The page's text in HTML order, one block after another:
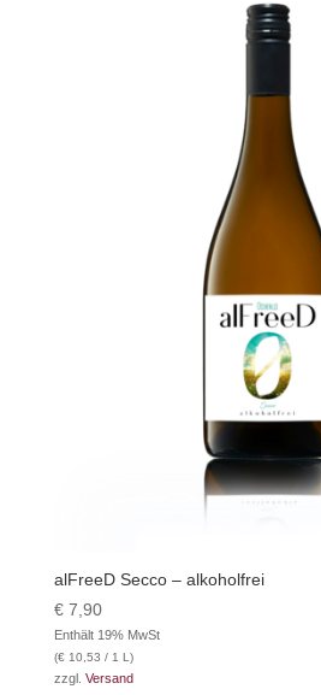
alFreeD Secco – alkoholfrei
€7,90
Enthält 19% MwSt
(€10,53 / 1 L)
zzgl. Versand